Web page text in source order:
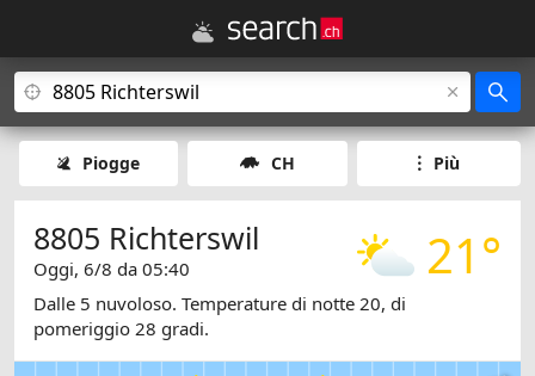
Piogge CH Più
21°
8805 Richterswil
Oggi, 6/8 da 05:40
Dalle 5 nuvoloso. Temperature di notte 20, di
pomeriggio 28 gradi.